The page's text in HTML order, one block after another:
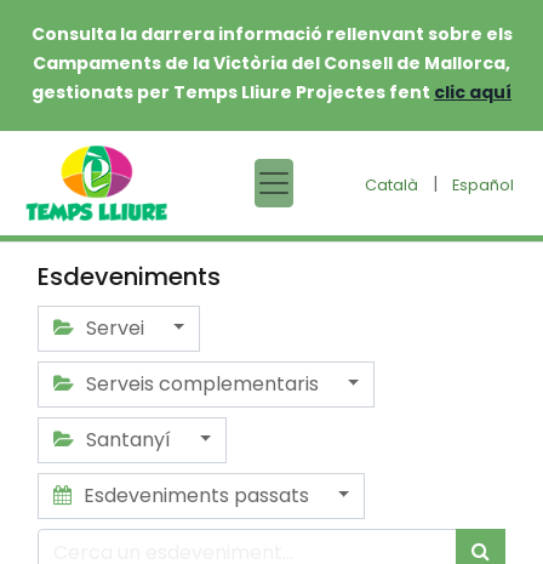
Consulta la darrera informació rellenvant sobre els
Campaments de la Victòria del Consell de Mallorca,
gestionats per Temps Lliure Projectes fent clic aquí
Català | Español
Esdeveniments
Servei
Serveis complementaris
Santanyí
Esdeveniments passats